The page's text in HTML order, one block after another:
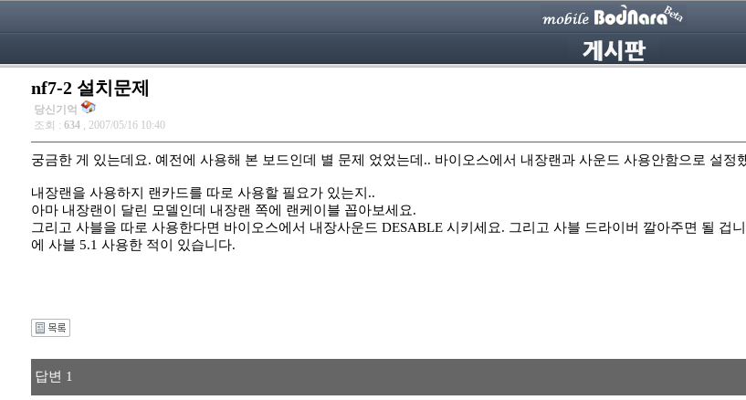
nf7-2 설치문제
당신기억
조회 : 634 , 2007/05/16 10:40
궁금한 게 있는데요. 예전에 사용해 본 보드인데 별 문제 었었는데.. 바이오스에서 내장랜과 사운드 사용안함으로 설정
내장랜을 사용하지 랜카드를 따로 사용할 필요가 있는지..
아마 내장랜이 달린 모델인데 내장랜 쪽에 랜케이블 꼽아보세요.
그리고 사블을 따로 사용한다면 바이오스에서 내장사운드 DESABLE 시키세요. 그리고 사블 드라이버 깔아주면 될 겁
에 사블 5.1 사용한 적이 있습니다.
답변 1